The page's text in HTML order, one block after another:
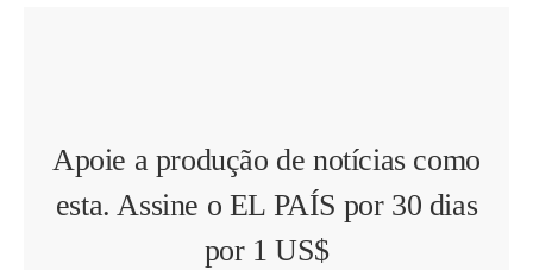
Apoie a produção de notícias como
esta. Assine o EL PAÍS por 30 dias
por 1 US$